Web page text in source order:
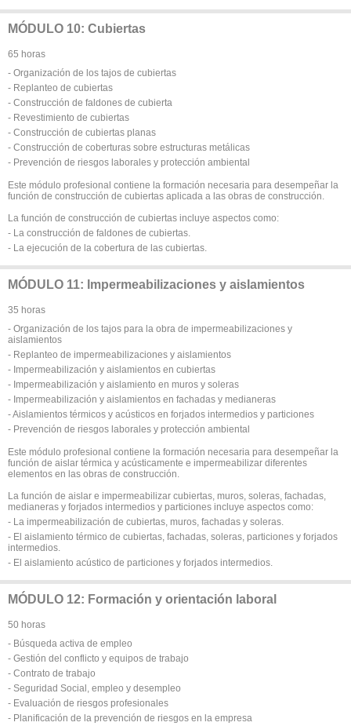
MÓDULO 10: Cubiertas
65 horas
- Organización de los tajos de cubiertas
- Replanteo de cubiertas
- Construcción de faldones de cubierta
- Revestimiento de cubiertas
- Construcción de cubiertas planas
- Construcción de coberturas sobre estructuras metálicas
- Prevención de riesgos laborales y protección ambiental
Este módulo profesional contiene la formación necesaria para desempeñar la
función de construcción de cubiertas aplicada a las obras de construcción.
La función de construcción de cubiertas incluye aspectos como:
- La construcción de faldones de cubiertas.
- La ejecución de la cobertura de las cubiertas.
MÓDULO 11: Impermeabilizaciones y aislamientos
35 horas
- Organización de los tajos para la obra de impermeabilizaciones y
aislamientos
- Replanteo de impermeabilizaciones y aislamientos
- Impermeabilización y aislamientos en cubiertas
- Impermeabilización y aislamiento en muros y soleras
- Impermeabilización y aislamientos en fachadas y medianeras
- Aislamientos térmicos y acústicos en forjados intermedios y particiones
- Prevención de riesgos laborales y protección ambiental
Este módulo profesional contiene la formación necesaria para desempeñar la
función de aislar térmica y acústicamente e impermeabilizar diferentes
elementos en las obras de construcción.
La función de aislar e impermeabilizar cubiertas, muros, soleras, fachadas,
medianeras y forjados intermedios y particiones incluye aspectos como:
- La impermeabilización de cubiertas, muros, fachadas y soleras.
- El aislamiento térmico de cubiertas, fachadas, soleras, particiones y forjados
intermedios.
- El aislamiento acústico de particiones y forjados intermedios.
MÓDULO 12: Formación y orientación laboral
50 horas
- Búsqueda activa de empleo
- Gestión del conflicto y equipos de trabajo
- Contrato de trabajo
- Seguridad Social, empleo y desempleo
- Evaluación de riesgos profesionales
- Planificación de la prevención de riesgos en la empresa